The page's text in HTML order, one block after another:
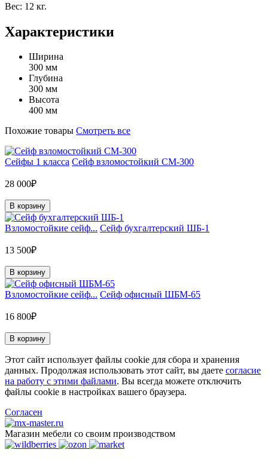
Вес: 12 кг.
Характеристики
Ширина
300 мм
Глубина
300 мм
Высота
400 мм
Похожие товары Смотреть все
Сейфы 1 класса Сейф взломостойкий СМ-300
28 000₽
В корзину
Взломостойкие сейф... Сейф бухгалтерский ШБ-1
13 500₽
В корзину
Взломостойкие сейф... Сейф офисный ШБМ-65
16 800₽
В корзину
Этот сайт использует файлы cookie для сбора и хранения
данных. Продолжая использовать этот сайт, вы даете согласие
на работу с этими файлами. Вы всегда можете отключить
файлы cookie в настройках вашего браузера.
Согласен
Магазин мебели со своим производством